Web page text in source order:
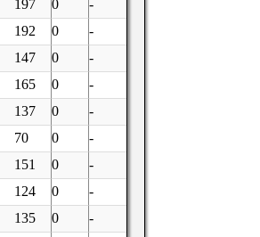
197 0 -
192 0 -
147 0 -
165 0 -
137 0 -
70 0 -
151 0 -
124 0 -
135 0
-